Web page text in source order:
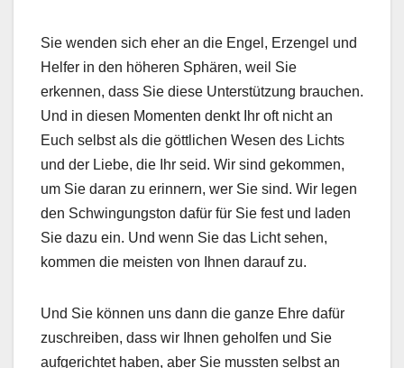
Sie wenden sich eher an die Engel, Erzengel und
Helfer in den höheren Sphären, weil Sie
erkennen, dass Sie diese Unterstützung brauchen.
Und in diesen Momenten denkt Ihr oft nicht an
Euch selbst als die göttlichen Wesen des Lichts
und der Liebe, die Ihr seid. Wir sind gekommen,
um Sie daran zu erinnern, wer Sie sind. Wir legen
den Schwingungston dafür für Sie fest und laden
Sie dazu ein. Und wenn Sie das Licht sehen,
kommen die meisten von Ihnen darauf zu.
Und Sie können uns dann die ganze Ehre dafür
zuschreiben, dass wir Ihnen geholfen und Sie
aufgerichtet haben, aber Sie mussten selbst an